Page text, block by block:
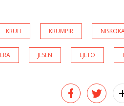
KRUH KRUMPIR
JESEN LJETO